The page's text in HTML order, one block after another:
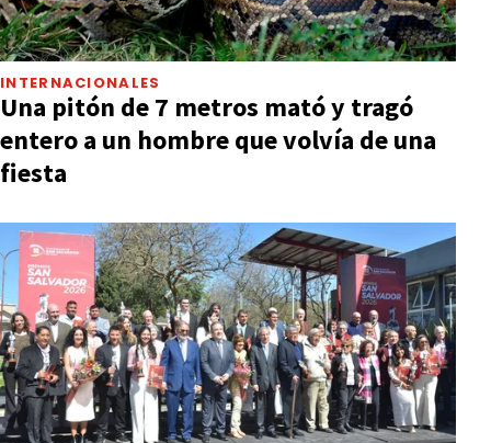
INTERNACIONALES
Una pitón de 7 metros mató y tragó
entero a un hombre que volvía de una
fiesta